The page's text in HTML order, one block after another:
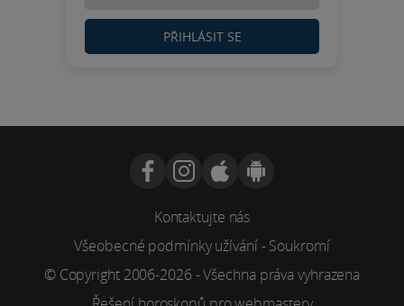
PŘIHLÁSIT SE
Kontaktujte nás
Všeobecné podmínky užívání-Soukromí
© Copyright 2006-2026 - Všechna práva vyhrazena